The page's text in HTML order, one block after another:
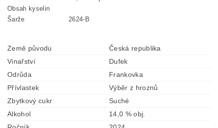
Obsah kyselin
Šarže
2624-B
Země původu
Česká republika
Vinařství
Dufek
Odrůda
Frankovka
Přívlastek
Výběr z hroznů
Zbytkový cukr
Suché
Alkohol
14,0 % obj.